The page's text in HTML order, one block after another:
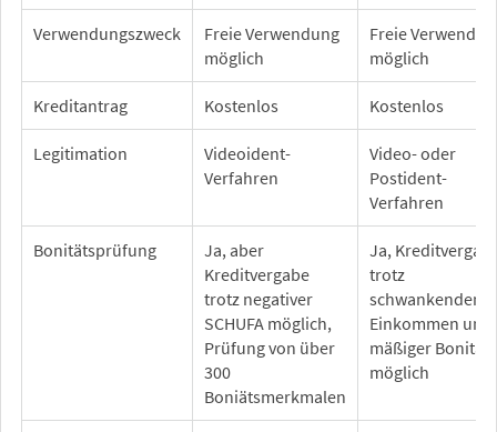
Verwendungszweck
Freie Verwendung
möglich
Freie
möglich
Kreditantrag Kostenlos Kostenlos
Legitimation
Videoident-
Verfahren
Video- oder
Postident-
Verfahren
Bonitätsprüfung
Ja, aber
Kreditvergabe
trotz negativer
SCHUFA möglich,
Prüfung von über
300
Boniätsmerkmalen
Ja,
trotz
schwankendem
Einkommen und
mäßiger Bonität
möglich